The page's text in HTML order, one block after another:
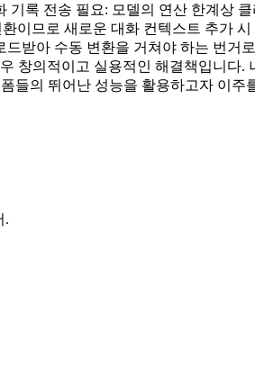
록 전송 필요: 모델의 연산 한계상
므로 새로운 대화 컨텍스트 추가
받아 수동 변환을 거쳐야 하는 번거
창의적이고 실용적인 해결책입니다.
의 뛰어난 성능을 활용하고자 이주
.